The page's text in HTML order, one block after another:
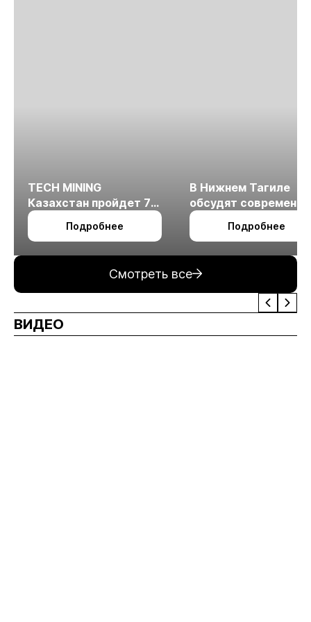
TECH MINING
Казахстан пройдет 7
октября в Алматы
Подробнее
В Нижнем Тагиле
обсудят
технологии
измельчения
Подробнее
Смотреть все
ВИДЕО